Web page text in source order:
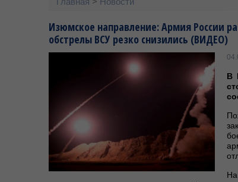
Изюмское направление: Армия России
обстрелы ВСУ резко снизились (ВИДЕО)
В